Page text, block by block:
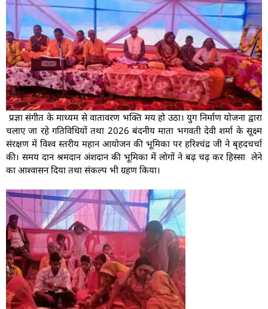
प्रज्ञा संगीत के माध्यम से वातावरण भक्ति मय हो उठा। युग निर्माण योजना द्वारा
चलाए जा रहे गतिविधियों तथा 2026 बंदनीय माता भगवती देवी शर्मा के सूक्ष्म
संरक्षण में विश्व स्तरीय महान आयोजन की भूमिका पर हरिश्चंद्र जी ने बृहदचर्चा
की। समय दान श्रमदान अंशदान की भूमिका में लोगों ने बढ़ चढ़ कर हिस्सा लेने
का आश्वासन दिया तथा संकल्प भी ग्रहण किया।